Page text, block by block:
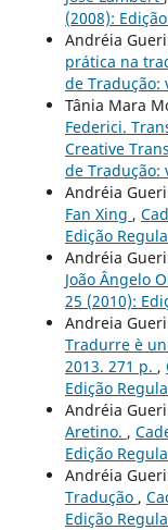
(2008):
Andréia
prática na
de Tradução:
Tânia Mara
Federici.
Creative
de Tradução:
Andréia
Fan Xing ,
Edição
Andréia
João Ângelo
25 (2010):
Andreia
Tradurre è
2013. 271 p. ,
Edição
Andréia
Aretino. ,
Edição
Andréia
Tradução ,
Edição